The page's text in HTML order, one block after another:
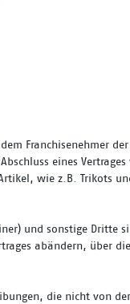
Franchisenehmer der
eines
wie z.B. Trikots
und sonstige Dritte
abändern, über
die nicht von